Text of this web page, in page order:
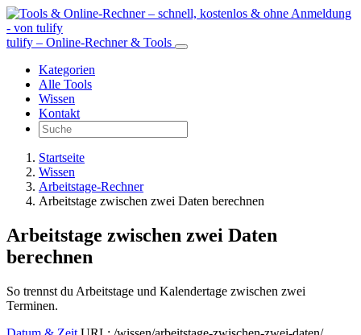
tulify – Online-Rechner & Tools
Kategorien
Alle Tools
Wissen
Kontakt
Startseite
Wissen
Arbeitstage-Rechner
Arbeitstage zwischen zwei Daten berechnen
Arbeitstage zwischen zwei Daten
berechnen
So trennst du Arbeitstage und Kalendertage zwischen zwei
Terminen.